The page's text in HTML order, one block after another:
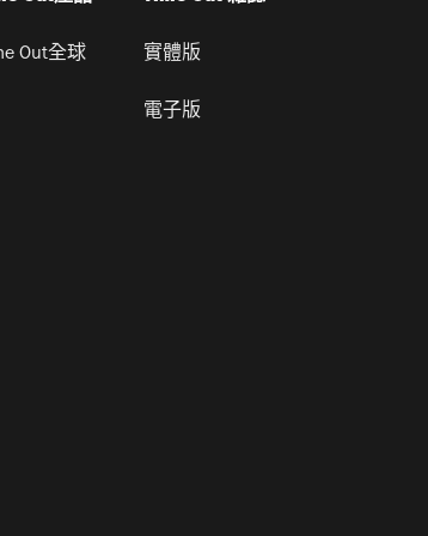
Out全球 實體版
電子版